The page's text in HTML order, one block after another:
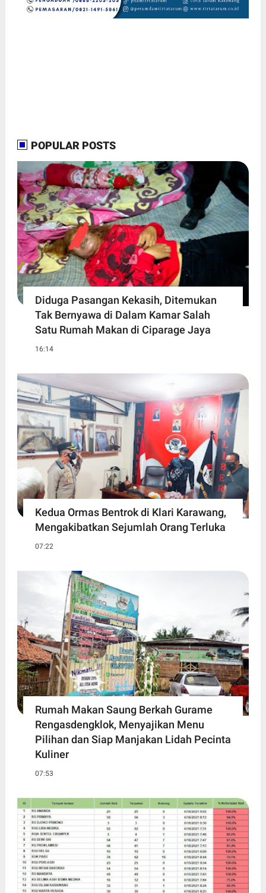
POPULAR POSTS
Diduga Pasangan Kekasih, Ditemukan
Tak Bernyawa di Dalam Kamar Salah
Satu Rumah Makan di Ciparage Jaya
16:14
Kedua Ormas Bentrok di Klari Karawang,
Mengakibatkan Sejumlah Orang Terluka
07:22
Rumah Makan Saung Berkah Gurame
Rengasdengklok, Menyajikan Menu
Pilihan dan Siap Manjakan Lidah Pecinta
Kuliner
07:53